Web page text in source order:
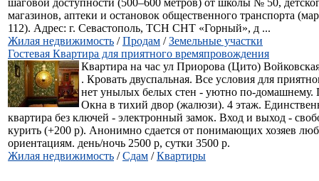
магазинов, аптеки и остановок общественного транспорта
112). Адрес: г. Севастополь, ТСН СНТ «Горный», д ...
Жилая недвижимость /Продам /Земельные участки
Гостевая Квартира для приятного времяпровождения
Квартира на час ул Приорова (Цито)
. Кровать двуспальная. Все условия для
нет унылых белых стен - уютно по-домашнему.
Окна в тихий двор (жалюзи). 4 этаж.
квартира без ключей - электронный замок. Вход и выход -
курить (+200 р). Анонимно сдается от понимающих хозяев
ориентациям. день/ночь 2500 р, сутки 3500 р.
Жилая недвижимость /Сдам /Квартиры